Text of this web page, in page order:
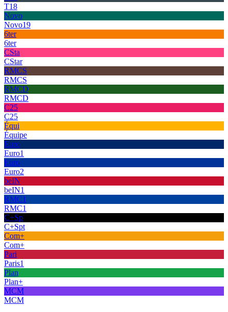
T18
Novo
Novo19
6ter
6ter
CSta
CStar
RMCS
RMCS
RMCD
RMCD
C25
C25
Équi
Équipe
Euro
Euro1
Euro
Euro2
beIN
beIN1
RMC1
RMC1
C+Sp
C+Spt
Com+
Com+
Pari
Paris1
Plan
Plan+
MCM
MCM